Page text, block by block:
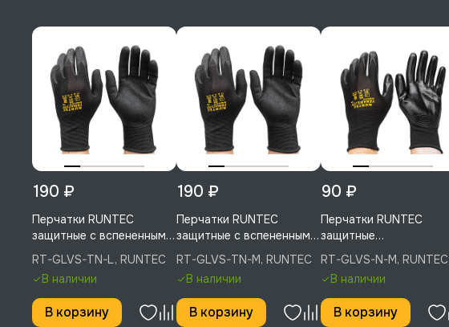
190 ₽
Перчатки RUNTEC
защитные с вспененным
нитриловым покрытием,
L, RT-GLVS-TN-L
RT-GLVS-TN-L, RUNTEC
В наличии
В корзину
190 ₽
Перчатки RUNTEC
защитные с вспененным
нитриловым покрытием,
M, RT-GLVS-TN-M
RT-GLVS-TN-M, RUNTEC
В наличии
В корзину
90 ₽
Перчатки RUNTEC
защитные
маслобензостойкие c
нитриловым покрытием,
M, RT-GLVS-N-M
RT-GLVS-N-M, RUNTEC
В наличии
В корзину